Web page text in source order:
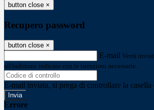
button close ×
Recupero password
button close ×
E-mail Verrà
all'indirizzo indicato con le istruzioni necessarie.
E-mail inviata, si prega di controllare la casella
Errore